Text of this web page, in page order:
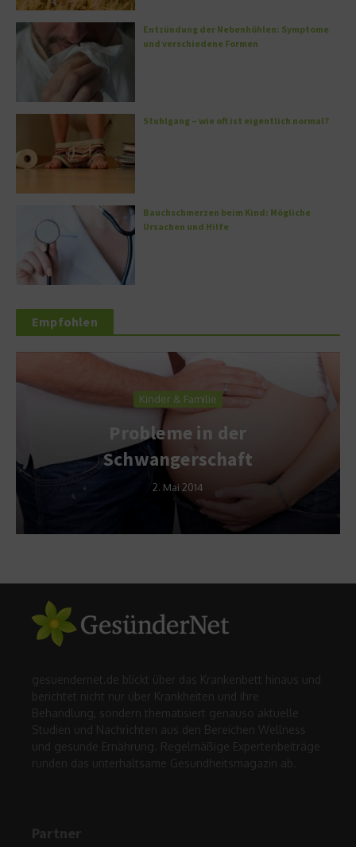
Entzündung der Nebenhöhlen: Symptome
und verschiedene Formen
Stuhlgang – wie oft ist eigentlich normal?
Bauchschmerzen beim Kind: Mögliche
Ursachen und Hilfe
Empfohlen
Kinder & Familie
Probleme in der
Schwangerschaft
2. Mai 2014
gesuendernet.de blickt über das Krankenbett hinaus und
berichtet nicht nur über Krankheiten und ihre
Behandlung, sondern thematisiert genauso aktuelle
Studien und Nachrichten aus den Bereichen Wellness
und gesunde Ernährung. Regelmäßige Expertenbeiträge
runden das unterhaltsame Gesundheitsmagazin ab.
Partner